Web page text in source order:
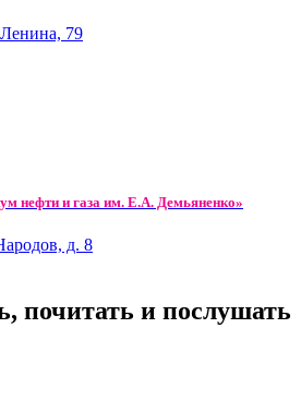
79
нефти и газа им. Е.А. Демьяненко»
д. 8
почитать и послушать